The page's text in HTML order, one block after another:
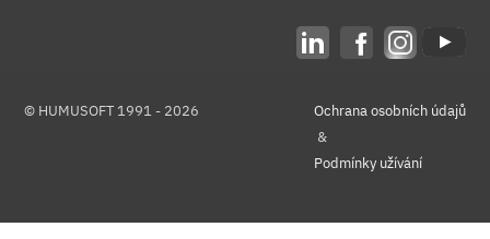
© HUMUSOFT 1991 - 2026
Ochrana osobních údajů
&
Podmínky užívání